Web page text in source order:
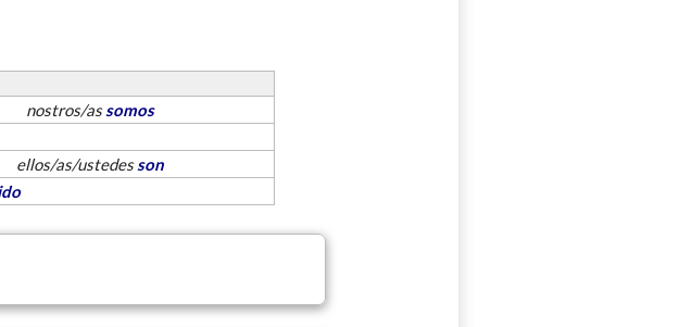
nostros/assomos
ellos/as/ustedesson